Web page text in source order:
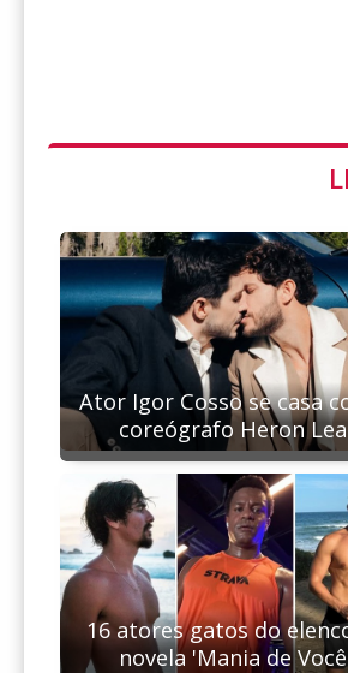
Ator Igor Cosso se casa
coreógrafo Heron
16 atores gatos do
novela 'Mania de